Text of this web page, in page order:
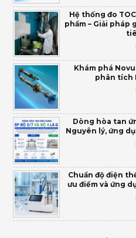
Hệ thống đo
phẩm – Giải
Khám phá
phân tích
Dòng hòa tan
Nguyên lý, ứng
Chuẩn độ điện
ưu điểm và ứng